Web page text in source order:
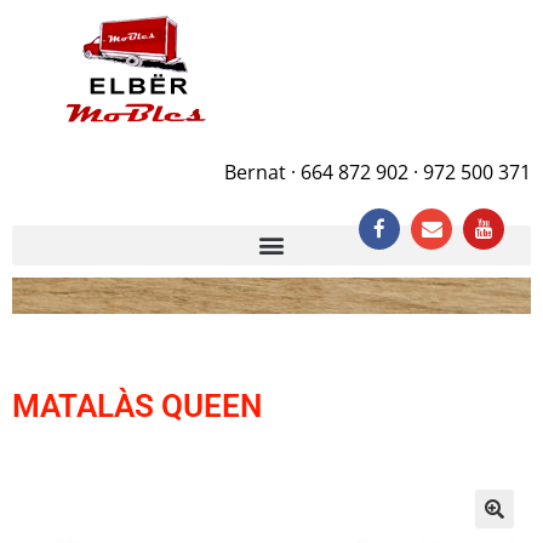
Bernat · 664 872 902 · 972 500 371
MATALÀS QUEEN